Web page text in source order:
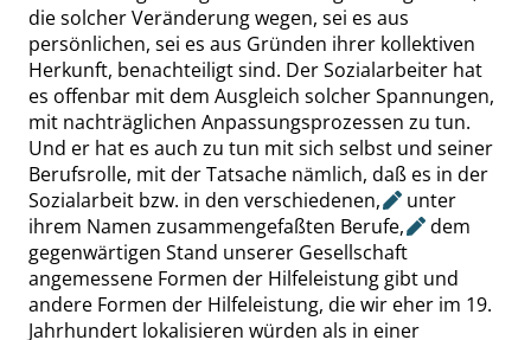
die solcher Veränderung wegen, sei es aus
persönlichen, sei es aus Gründen ihrer kollektiven
Herkunft, benachteiligt sind. Der Sozialarbeiter hat
es offenbar mit dem Ausgleich solcher Spannungen,
mit nachträglichen Anpassungsprozessen zu tun.
Und er hat es auch zu tun mit sich selbst und seiner
Berufsrolle, mit der Tatsache nämlich, daß es in der
Sozialarbeit bzw. in den verschiedenen,
unter
ihrem Namen zusammengefaßten Berufe,
dem
gegenwärtigen Stand unserer Gesellschaft
angemessene Formen der Hilfeleistung gibt und
andere Formen der Hilfeleistung, die wir eher im 19.
Jahrhundert lokalisieren würden als in einer